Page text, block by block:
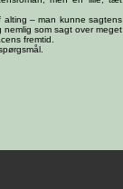
– man kunne sagtens
nemlig som sagt over meget
fremtid.